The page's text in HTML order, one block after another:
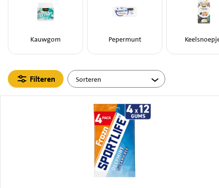
Kauwgom Pepermunt
Filteren